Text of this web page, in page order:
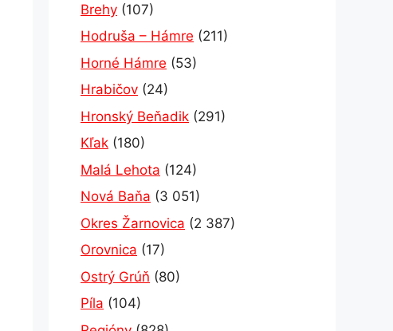
Brehy (107)
Hodruša – Hámre (211)
Horné Hámre (53)
Hrabičov (24)
Hronský Beňadik (291)
Kľak (180)
Malá Lehota (124)
Nová Baňa (3 051)
Okres Žarnovica (2 387)
Orovnica (17)
Ostrý Grúň (80)
Píla (104)